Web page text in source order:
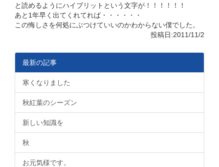
と読めるようにハイブリットという文字が！！！！！！
あと1年早く出てくれてれば・・・・・・
この悔しさを何処にぶつけていいのかわからない僕でした。
投稿日:2011/11/2
最新の記事
寒くなりました
秋紅葉のシーズン
新しい知識を
秋
お元気様です。